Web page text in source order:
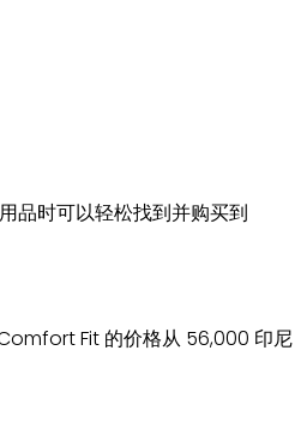
品时可以轻松找到并购买到
Fit 的价格从 56,000 印尼